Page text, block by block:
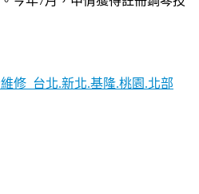
修_台北.新北.基隆.桃園.北部